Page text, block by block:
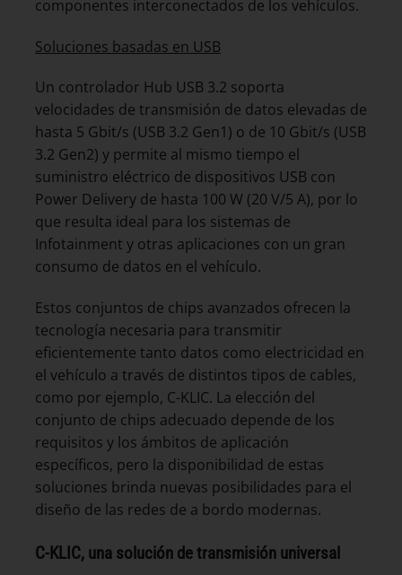
componentes interconectados de los vehículos.
Soluciones basadas en USB
Un controlador Hub USB 3.2 soporta
velocidades de transmisión de datos elevadas de
hasta 5 Gbit/s (USB 3.2 Gen1) o de 10 Gbit/s (USB
3.2 Gen2) y permite al mismo tiempo el
suministro eléctrico de dispositivos USB con
Power Delivery de hasta 100 W (20 V/5 A), por lo
que resulta ideal para los sistemas de
Infotainment y otras aplicaciones con un gran
consumo de datos en el vehículo.
Estos conjuntos de chips avanzados ofrecen la
tecnología necesaria para transmitir
eficientemente tanto datos como electricidad en
el vehículo a través de distintos tipos de cables,
como por ejemplo, C-KLIC. La elección del
conjunto de chips adecuado depende de los
requisitos y los ámbitos de aplicación
específicos, pero la disponibilidad de estas
soluciones brinda nuevas posibilidades para el
diseño de las redes de a bordo modernas.
C-KLIC, una solución de transmisión universal